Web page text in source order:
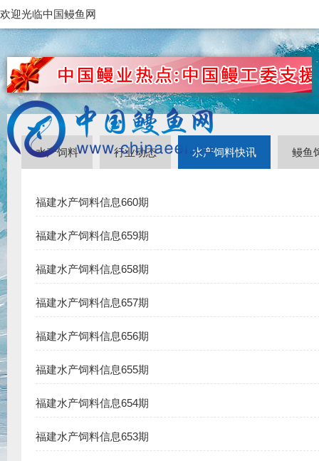
欢迎光临中国鳗鱼网
水产饲料 行业动态 水产饲料快讯 鳗鱼
福建水产饲料信息660期
福建水产饲料信息659期
福建水产饲料信息658期
福建水产饲料信息657期
福建水产饲料信息656期
福建水产饲料信息655期
福建水产饲料信息654期
福建水产饲料信息653期